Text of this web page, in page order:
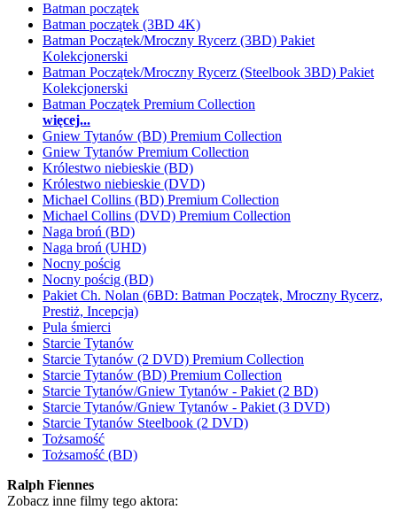
Batman początek
Batman początek (3BD 4K)
Batman Początek/Mroczny Rycerz (3BD) Pakiet
Kolekcjonerski
Batman Początek/Mroczny Rycerz (Steelbook 3BD) Pakiet
Kolekcjonerski
Batman Początek Premium Collection
więcej...
Gniew Tytanów (BD) Premium Collection
Gniew Tytanów Premium Collection
Królestwo niebieskie (BD)
Królestwo niebieskie (DVD)
Michael Collins (BD) Premium Collection
Michael Collins (DVD) Premium Collection
Naga broń (BD)
Naga broń (UHD)
Nocny pościg
Nocny pościg (BD)
Pakiet Ch. Nolan (6BD: Batman Początek, Mroczny Rycerz,
Prestiż, Incepcja)
Pula śmierci
Starcie Tytanów
Starcie Tytanów (2 DVD) Premium Collection
Starcie Tytanów (BD) Premium Collection
Starcie Tytanów/Gniew Tytanów - Pakiet (2 BD)
Starcie Tytanów/Gniew Tytanów - Pakiet (3 DVD)
Starcie Tytanów Steelbook (2 DVD)
Tożsamość
Tożsamość (BD)
Ralph Fiennes
Zobacz inne filmy tego aktora: